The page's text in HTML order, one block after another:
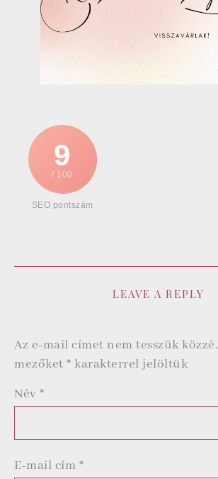
9
/ 100
SEO pontszám
LEAVE A REPLY
Az e-mail címet nem tesszük közzé.
mezőket * karakterrel jelöltük
Név *
E-mail cím *